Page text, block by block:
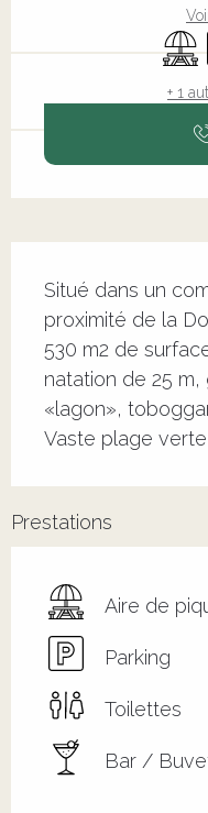
Aire
+ 1
Situé dans un
proximité de la
530 m2 de
natation de 25
«lagon»,
Vaste plage
Prestations
Aire de
Parking
Toilettes
Bar /